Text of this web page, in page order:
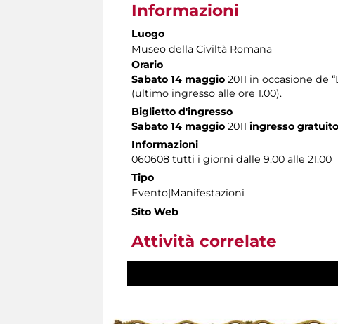
Informazioni
Luogo
Museo della Civiltà Romana
Orario
Sabato 14 maggio 2011 in occasione de
(ultimo ingresso alle ore 1.00).
Biglietto d'ingresso
Sabato 14 maggio 2011 ingresso
Informazioni
060608 tutti i giorni dalle 9.00 alle 21.00
Tipo
Evento|Manifestazioni
Sito Web
Attività correlate